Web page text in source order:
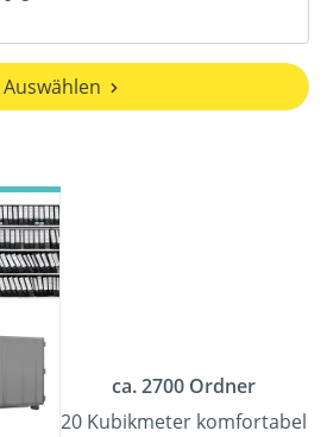
Auswählen
ca. 2700 Ordner
20 Kubikmeter komfortabel